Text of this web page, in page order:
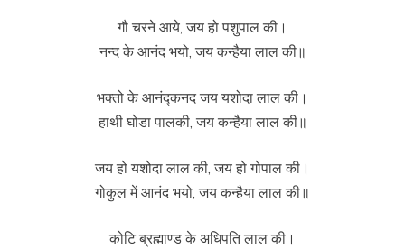
गौ चरने आये, जय हो पशुपाल की।
नन्द के आनंद भयो, जय कन्हैया लाल की॥
भक्तो के आनंद्कनद जय यशोदा लाल की।
हाथी घोडा पालकी, जय कन्हैया लाल की॥
जय हो यशोदा लाल की, जय हो गोपाल की।
गोकुल में आनंद भयो, जय कन्हैया लाल की॥
कोटि ब्रह्माण्ड के अधिपति लाल की।